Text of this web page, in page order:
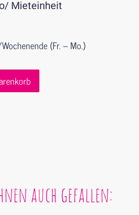
Mieteinheit
(Fr. – Mo.)
auch gefallen: